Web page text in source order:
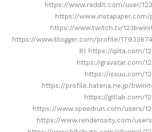
https://www.reddit.com/user/
https://www.instapaper.com/
https://www.twitch.tv/
https://www.blogger.com/profile/
81 https://qiita.com/
https://gravatar.com/
https://issuu.com/
https://profile.hatena.ne.jp/
https://gitlab.com/
https://www.speedrun.com/users/
https://www.renderosity.com/